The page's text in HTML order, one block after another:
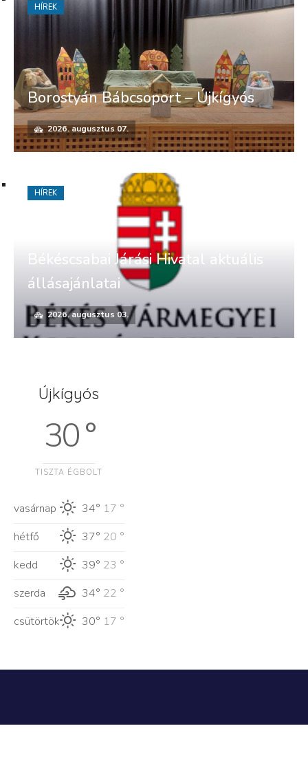
Borostyán Bábcsoport – Újkígyós
2026. augusztus 07.
HÍREK
Békéscsabai Járási Hivatal aktuális
állásajánlatai
2026. augusztus 03.
HÍREK
Újkígyós
30 °
TISZTA ÉGBOLT
vasárnap 34° 17 °
hétfő
37° 20 °
kedd
39° 23 °
szerda
34° 22 °
csütörtök
30° 17 °